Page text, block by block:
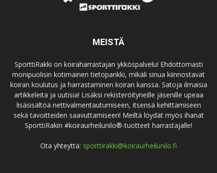
MEISTÄ
SporttiRakki on koiraharrastajan ykköspalvelu! Ehdottomasti
monipuolisin kotimainen tietopankki, mikäli sinua kiinnostavat
koiran koulutus ja harrastaminen koiran kanssa. Satoja ilmaisia
artikkeleita ja uutisia! Lisäksi rekisteröityneille jäsenille upeaa
lisäsisältöä nettivalmentautumiseen, itsensä kehittämiseen
sekä tavoitteiden saavuttamiseen! Meiltä löydät myös ihanat
SporttiRakin #koiraurheilunilo®-tuotteet harrastajalle!
Ota yhteyttä: sporttirakki@koiraurheilunilo.fi